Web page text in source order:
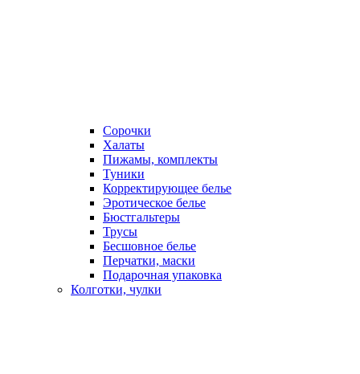
Сорочки
Халаты
Пижамы, комплекты
Туники
Корректирующее белье
Эротическое белье
Бюстгальтеры
Трусы
Бесшовное белье
Перчатки, маски
Подарочная упаковка
Колготки, чулки